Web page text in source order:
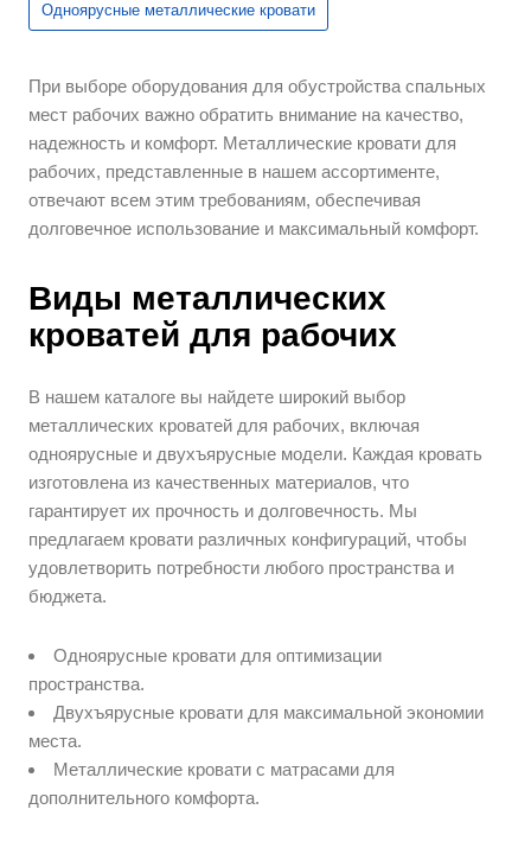
Одноярусные металлические кровати
При выборе оборудования для обустройства спальных
мест рабочих важно обратить внимание на качество,
надежность и комфорт. Металлические кровати для
рабочих, представленные в нашем ассортименте,
отвечают всем этим требованиям, обеспечивая
долговечное использование и максимальный комфорт.
Виды металлических
кроватей для рабочих
В нашем каталоге вы найдете широкий выбор
металлических кроватей для рабочих, включая
одноярусные и двухъярусные модели. Каждая кровать
изготовлена из качественных материалов, что
гарантирует их прочность и долговечность. Мы
предлагаем кровати различных конфигураций, чтобы
удовлетворить потребности любого пространства и
бюджета.
Одноярусные кровати для оптимизации
пространства.
Двухъярусные кровати для максимальной экономии
места.
Металлические кровати с матрасами для
дополнительного комфорта.